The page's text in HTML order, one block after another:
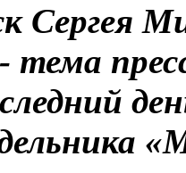
Сергея
тема